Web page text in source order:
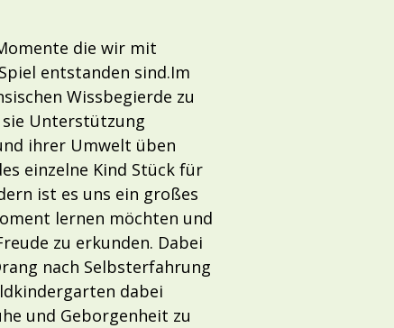
die wir mit
entstanden sind.Im
Wissbegierde zu
Unterstützung
ihrer Umwelt üben
einzelne Kind Stück für
ist es uns ein großes
lernen möchten und
zu erkunden. Dabei
nach Selbsterfahrung
dabei
und Geborgenheit zu